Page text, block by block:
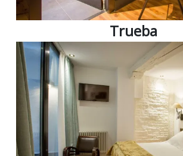
Trueba